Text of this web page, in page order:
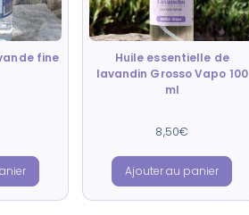
fine
Huile essentielle de
lavandin Grosso Vapo 100
ml
Note
4.90
8,50€
Ajouter au panier